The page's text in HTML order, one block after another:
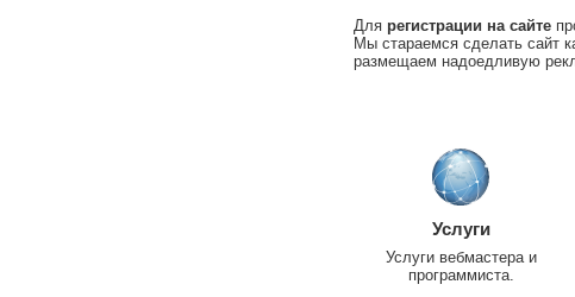
Для регистрации на сайте
Мы стараемся сделать сайт
размещаем надоедливую
Услуги
Услуги вебмастера и
программиста.